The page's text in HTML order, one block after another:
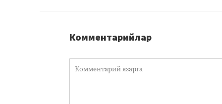
Комментарийлар